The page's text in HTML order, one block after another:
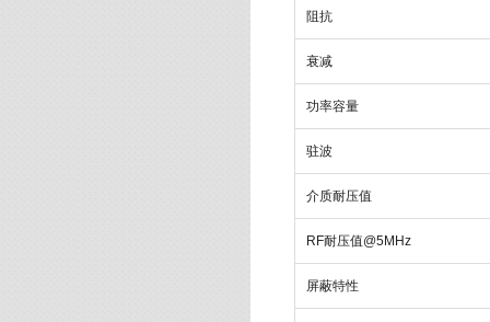
阻抗
衰减
功率容量
驻波
介质耐压值
RF耐压值@5MHz
屏蔽特性